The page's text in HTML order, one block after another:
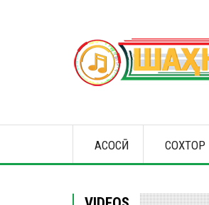
navigation
АСОСӢ СОХТОР